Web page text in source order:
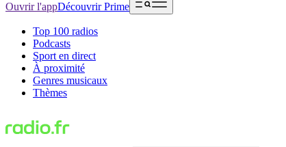
Ouvrir l'appDécouvrir Prime
Top 100 radios
Podcasts
Sport en direct
À proximité
Genres musicaux
Thèmes